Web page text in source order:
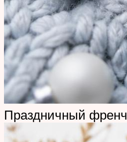
Праздничный френч